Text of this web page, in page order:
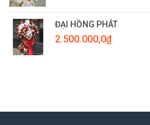
ĐẠI HỒNG PHÁT
2.500.000,0₫